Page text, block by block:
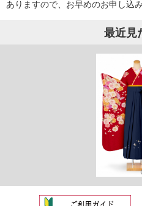
ありますので、お早めのお申し込
最近見